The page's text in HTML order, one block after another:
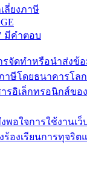
ลี่ยงภาษี
มีคำตอบ
รจัดทำหรือนำส่งข้
าษีโดยธนาคารโลก
รอิเล็กทรอนิกส์ขอ
พอใจการใช้งานเว็
ร้องเรียนการทุจริ